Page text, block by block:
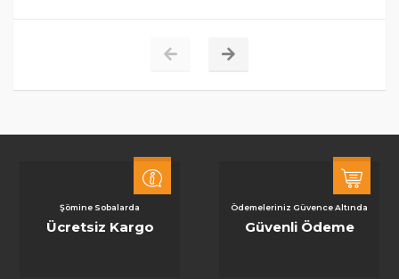
Şömine Sobalarda
Ücretsiz Kargo
Ödemeleriniz Güvence Altında
Güvenli Ödeme